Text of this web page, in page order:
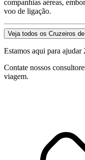
companhias aéreas,
voo de ligação.
Veja todos os Cruzeiros
Estamos aqui para ajudar
Contate nossos
viagem.